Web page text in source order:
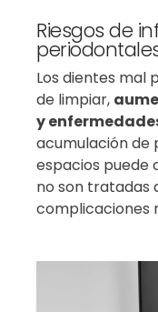
Riesgos de
Los dientes mal
de limpiar,
y
acumulación de
espacios puede
no son tratadas
complicaciones